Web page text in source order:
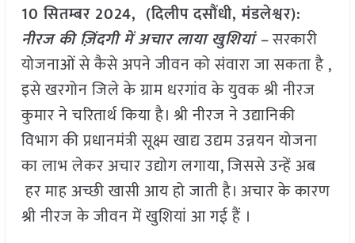
10 सितम्बर 2024, (दिलीप दसौंधी, मंडलेश्वर):
नीरज की ज़िंदगी में अचार लाया खुशियां –सरकारी
योजनाओं से कैसे अपने जीवन को संवारा जा सकता है ,
इसे खरगोन जिले के ग्राम धरगांव के युवक श्री नीरज
कुमार ने चरितार्थ किया है। श्री नीरज ने उद्यानिकी
विभाग की प्रधानमंत्री सूक्ष्म खाद्य उद्यम उन्नयन योजना
का लाभ लेकर अचार उद्योग लगाया, जिससे उन्हें अब
हर माह अच्छी खासी आय हो जाती है। अचार के कारण
श्री नीरज के जीवन में खुशियां आ गई हैं ।